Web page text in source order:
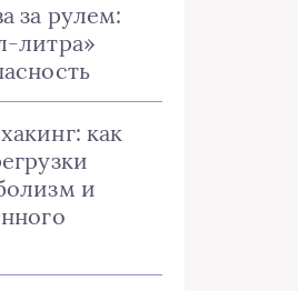
за рулем:
литра»
как
и